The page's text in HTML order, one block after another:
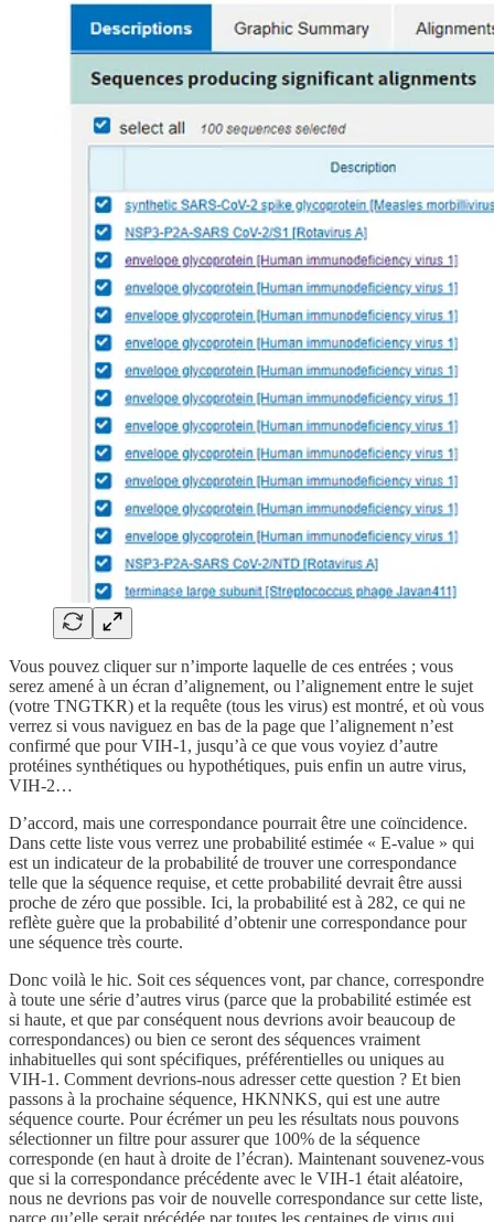
Vous pouvez cliquer sur n’importe laquelle de ces entrées ; vous
serez amené à un écran d’alignement, ou l’alignement entre le sujet
(votre TNGTKR) et la requête (tous les virus) est montré, et où vous
verrez si vous naviguez en bas de la page que l’alignement n’est
confirmé que pour VIH-1, jusqu’à ce que vous voyiez d’autre
protéines synthétiques ou hypothétiques, puis enfin un autre virus,
VIH-2…
D’accord, mais une correspondance pourrait être une coïncidence.
Dans cette liste vous verrez une probabilité estimée « E-value » qui
est un indicateur de la probabilité de trouver une correspondance
telle que la séquence requise, et cette probabilité devrait être aussi
proche de zéro que possible. Ici, la probabilité est à 282, ce qui ne
reflète guère que la probabilité d’obtenir une correspondance pour
une séquence très courte.
Donc voilà le hic. Soit ces séquences vont, par chance, correspondre
à toute une série d’autres virus (parce que la probabilité estimée est
si haute, et que par conséquent nous devrions avoir beaucoup de
correspondances) ou bien ce seront des séquences vraiment
inhabituelles qui sont spécifiques, préférentielles ou uniques au
VIH-1. Comment devrions-nous adresser cette question ? Et bien
passons à la prochaine séquence, HKNNKS, qui est une autre
séquence courte. Pour écrémer un peu les résultats nous pouvons
sélectionner un filtre pour assurer que 100% de la séquence
corresponde (en haut à droite de l’écran). Maintenant souvenez-vous
que si la correspondance précédente avec le VIH-1 était aléatoire,
nous ne devrions pas voir de nouvelle correspondance sur cette liste,
parce qu’elle serait précédée par toutes les centaines de virus qui